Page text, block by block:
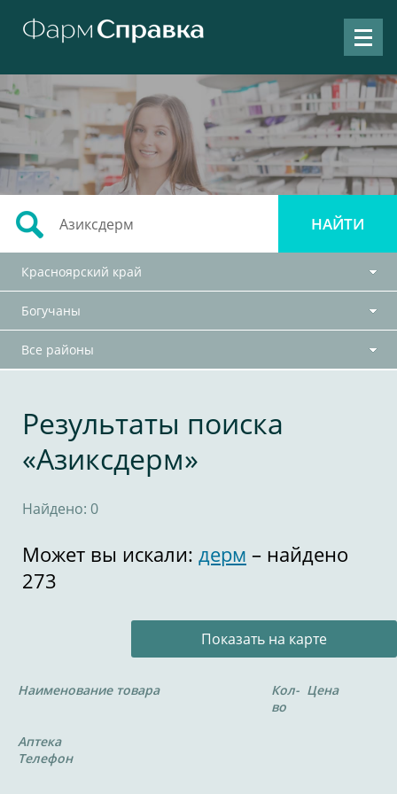
Красноярский край
Богучаны
Все районы
Результаты поиска
«Азиксдерм»
Найдено: 0
Может вы искали: дерм – найдено
273
Показать на карте
Наименование товара
Кол-
во
Цена
Аптека
Телефон